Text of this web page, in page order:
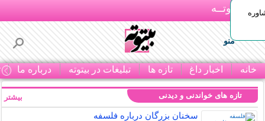
بـیتوتــه
منو
خانه اخبار داغ تازه ها تبلیغات در بیتوته درباره ما
تازه های خواندنی و دیدنی
سخنان بزرگان درباره فلسفه
بیشتر